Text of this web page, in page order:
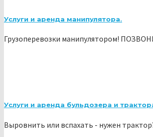
Услуги и аренда манипулятора.
Грузоперевозки манипулятором!
Услуги и аренда бульдозера и
Выровнить или вспахать - нужен